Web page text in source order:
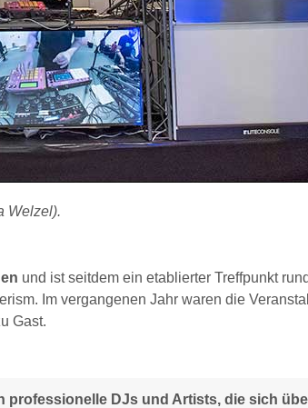
Welzel).
und ist seitdem ein etablierter Treffpunkt
Im vergangenen Jahr waren die
Gast.
professionelle DJs und Artists, die sich